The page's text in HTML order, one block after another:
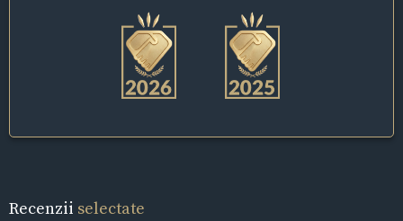
Recenzii selectate